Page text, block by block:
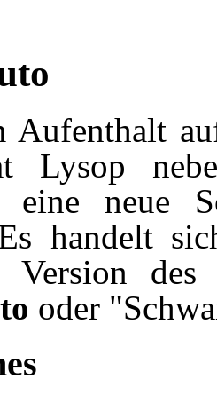
Aufenthalt
Lysop
eine neue
handelt
Version des
oder